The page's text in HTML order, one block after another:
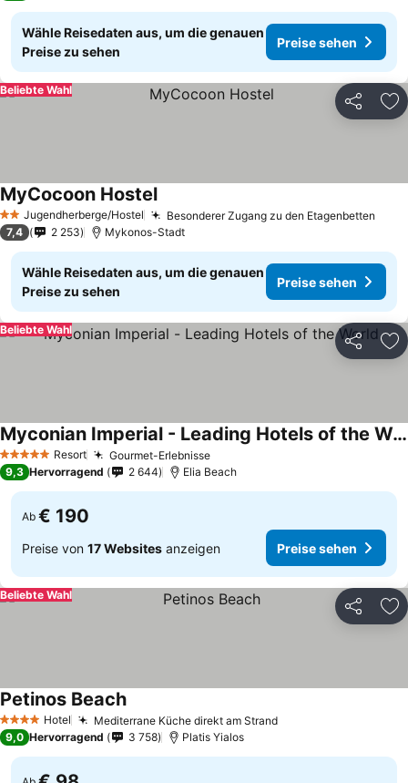
Wähle Reisedaten aus, um die genauen
Preise zu sehen
Preise sehen
Teilen
Beliebte Wahl
2 SterneJugendherberge/Hostel Besonderer Zugang zu den Etagenbetten
MyCocoon HostelPreise sehen
7,4 2 253 Mykonos-Stadt
Wähle Reisedaten aus, um die genauen
Preise zu sehen
Preise sehen
Teilen
Beliebte Wahl
5 Sterne Resort Gourmet-ErlebnissePreise sehen
Myconian Imperial - Leading Hotels of the World
Preise sehen
9,3 Hervorragend 2 644 Elia Beach
Ab € 190
Preise von 17 Websites anzeigen Preise sehen
Teilen
Beliebte Wahl
4 Sterne Hotel Mediterrane Küche direkt am StrandPreise sehen
Petinos BeachPreise sehen
9,0 Hervorragend 3 758 Platis Yialos